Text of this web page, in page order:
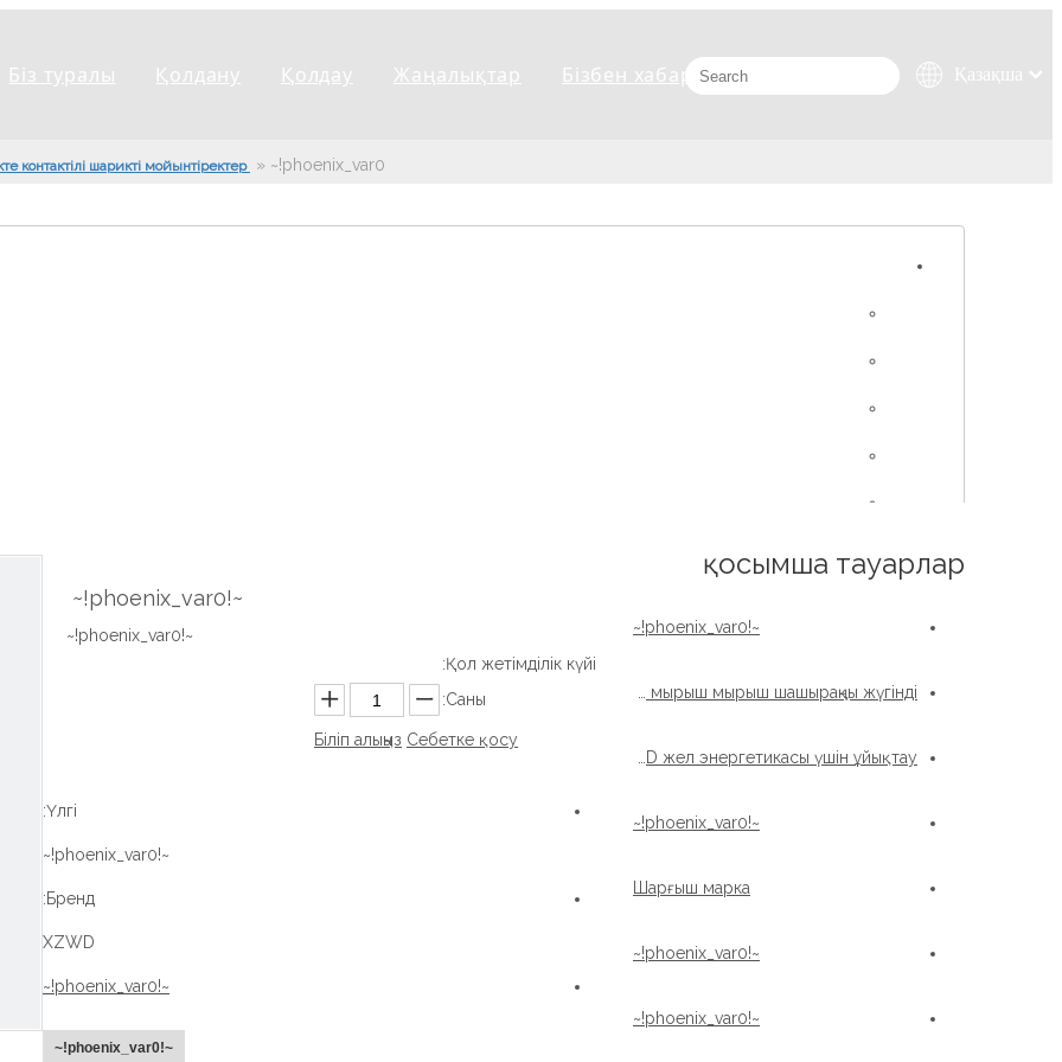
Біз туралы Қолдану Қолдау Жаңалықтар Бізбен хабарласыңыз Қазақша
한국어
العربية
контактілі шарикті мойынтіректер » ~!phoenix_var0!~
~!phoenix_var0!~
~!phoenix_var0!~
Қол жетімділік күйі:
Саны:
Біліп алыңыз Себетке қосу
Үлгі:
~!phoenix_var0!~
Бренд:
XZWD
~!phoenix_var0!~
~!phoenix_var0!~
қосымша тауарлар
~!phoenix_var0!~
~!phoenix_var0!~
Шарғыш марка
~!phoenix_var0!~
~!phoenix_var0!~